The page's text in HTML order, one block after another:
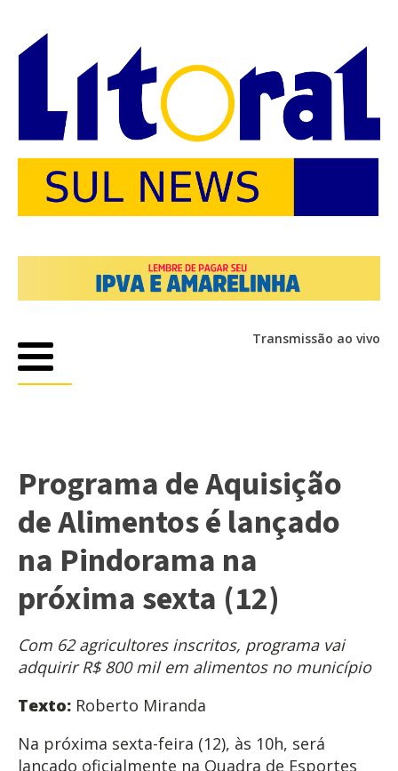
Transmissão ao vivo
Programa de Aquisição
de Alimentos é lançado
na Pindorama na
próxima sexta (12)
Com 62 agricultores inscritos, programa vai
adquirir R$ 800 mil em alimentos no município
Texto: Roberto Miranda
Na próxima sexta-feira (12), às 10h, será
lançado oficialmente na Quadra de Esportes